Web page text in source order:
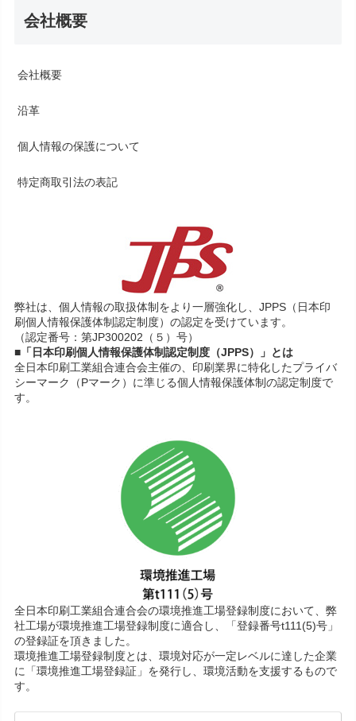
会社概要
会社概要
沿革
個人情報の保護について
特定商取引法の表記
弊社は、個人情報の取扱体制をより一層強化し、JPPS（日本印
刷個人情報保護体制認定制度）の認定を受けています。
（認定番号：第JP300202（５）号）
■「日本印刷個人情報保護体制認定制度（JPPS）」とは
全日本印刷工業組合連合会主催の、印刷業界に特化したプライバ
シーマーク（Pマーク）に準じる個人情報保護体制の認定制度で
す。
全日本印刷工業組合連合会の環境推進工場登録制度において、弊
社工場が環境推進工場登録制度に適合し、「登録番号t111(5)号」
の登録証を頂きました。
環境推進工場登録制度とは、環境対応が一定レベルに達した企業
に「環境推進工場登録証」を発行し、環境活動を支援するもので
す。